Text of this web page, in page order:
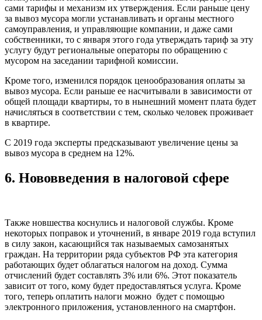
сами тарифы и механизм их утверждения. Если раньше цену
за вывоз мусора могли устанавливать и органы местного
самоуправления, и управляющие компании, и даже сами
собственники, то с января этого года утверждать тариф за эту
услугу будут региональные операторы по обращению с
мусором на заседании тарифной комиссии.
Кроме того, изменился порядок ценообразования оплаты за
вывоз мусора. Если раньше ее насчитывали в зависимости от
общей площади квартиры, то в нынешний момент плата будет
начисляться в соответствии с тем, сколько человек проживает
в квартире.
С 2019 года эксперты предсказывают увеличение цены за
вывоз мусора в среднем на 12%.
6. Нововведения в налоговой сфере
Также новшества коснулись и налоговой службы. Кроме
некоторых поправок и уточнений, в январе 2019 года вступил
в силу закон, касающийся так называемых самозанятых
граждан. На территории ряда субъектов РФ эта категория
работающих будет облагаться налогом на доход. Сумма
отчислений будет составлять 3% или 6%. Этот показатель
зависит от того, кому будет предоставляться услуга. Кроме
того, теперь оплатить налоги можно будет с помощью
электронного приложения, установленного на смартфон.